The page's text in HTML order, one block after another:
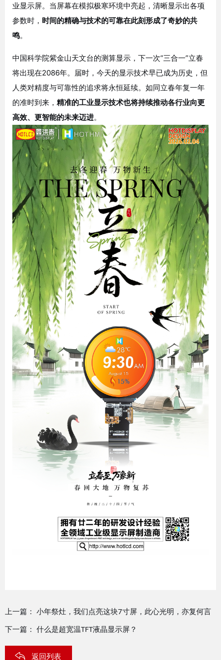
业显示屏。当屏幕在模拟极寒环境中亮起，清晰显示出各项
参数时， 时间的精确与技术的可靠在此刻形成了奇妙的共
鸣。
中国科学院紫金山天文台的测算显示，下一次“三合一”立春
将出现在2086年。届时，今天的显示技术早已成为历史，但
人类对精度与可靠性的追求将永恒延续。如同立春年复一年
的准时到来， 精准的工业显示技术也将持续推动各行业向更
高效、更智能的未来迈进。
上一篇： 小年祭灶，我们点亮这块7寸屏，此心光明，亦复何言
下一篇： 什么是超宽温TFT液晶显示屏？
返回列表